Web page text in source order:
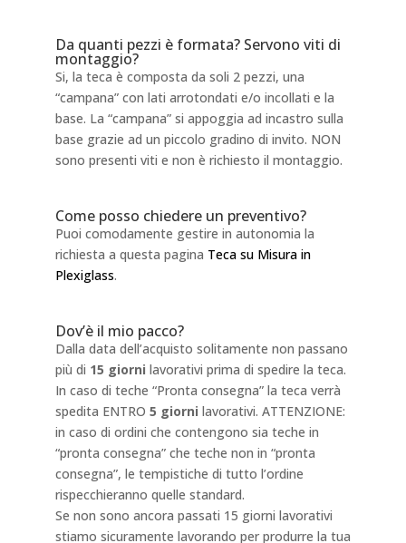
Da quanti pezzi è formata? Servono viti di
montaggio?
Si, la teca è composta da soli 2 pezzi, una
“campana” con lati arrotondati e/o incollati e la
base. La “campana” si appoggia ad incastro sulla
base grazie ad un piccolo gradino di invito. NON
sono presenti viti e non è richiesto il montaggio.
Come posso chiedere un preventivo?
Puoi comodamente gestire in autonomia la
richiesta a questa pagina Teca su Misura in
Plexiglass.
Dov’è il mio pacco?
Dalla data dell’acquisto solitamente non passano
più di 15 giorni lavorativi prima di spedire la teca.
In caso di teche “Pronta consegna” la teca verrà
spedita ENTRO 5 giorni lavorativi. ATTENZIONE:
in caso di ordini che contengono sia teche in
“pronta consegna” che teche non in “pronta
consegna”, le tempistiche di tutto l’ordine
rispecchieranno quelle standard.
Se non sono ancora passati 15 giorni lavorativi
stiamo sicuramente lavorando per produrre la tua